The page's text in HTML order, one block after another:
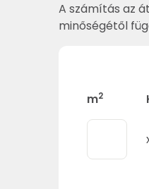
A számítás az
minőségétől
m2